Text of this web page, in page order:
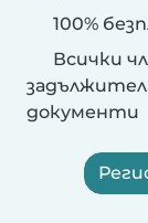
100%
Всички
документи